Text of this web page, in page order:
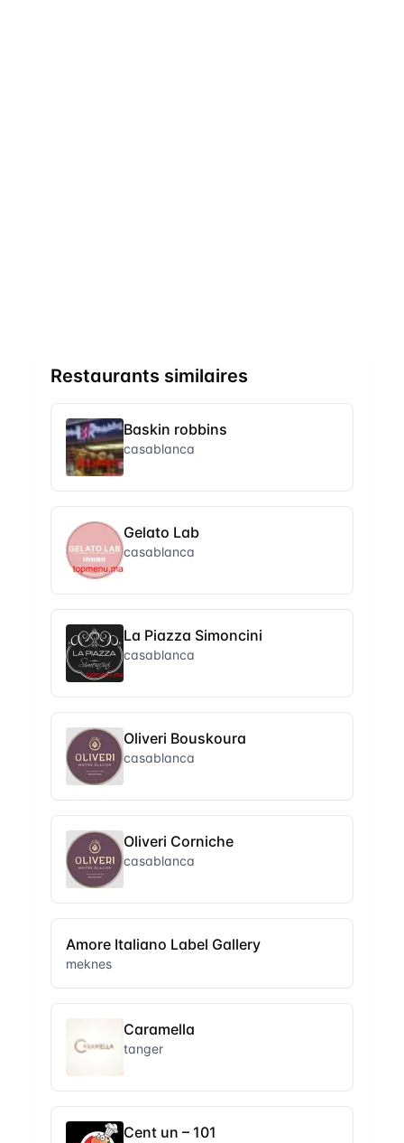
Restaurants similaires
Baskin robbins
casablanca
Gelato Lab
casablanca
La Piazza Simoncini
casablanca
Oliveri Bouskoura
casablanca
Oliveri Corniche
casablanca
Amore Italiano Label Gallery
meknes
Caramella
tanger
Cent un – 101